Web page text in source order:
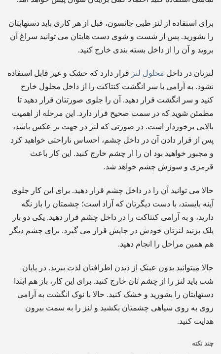
برای استفاده از لنز طبی جانسون، قبل از هر کاری باید دستهایتان
را بشورید. پس از شست و شوی دست هایتان می توانید سراغ آن
بروید و آن را از داخل بسته بندی خارج کنید.
لنزتان در داخل محلول لنز قرار دارد که خشک و غیر قابل استفاده
نشود. به آرامی با سر انگشت کنتاکت را از داخل محلول خارج
کنید و سر انگشت قرار دهید. آن را جلوی صورتتان قرار دهید تا
مطمئن شوید که در سمت صحیح قرار دارد. این مرحله از اهمیت
بالایی برخوردار است. در صورتی که لنز در جهت بر عکس باشد،
پس از قرار دادن آن در داخل چشم، احساس ناراحتی خواهید کرد
و مجبور خواهید بود ان را ار چشم خارج کنید. این کار باعث
قرمزی و سوزش چشم خواهد شد.
حالا می توانید آن را در داخل چشم قرار دهید. برای این کار جلوی
آینه بایستد، با دست دیگرتان که آزاد است؛ چشمتان را باز نگه
دارید، و به آرامی کنتاکت را در داخل چشم قرار دهید. یکی دو بار
پلک بزنید لنزتان خودش در جایش قرار می گیرد. برای چشم دیگر
هم همین مراحل را انجام دهید.
حالا میتوانید بدون عینک از دیدن اطرافتان لذت ببرید. در پایان
شب باید لنز را از چشم تان خارج کنید. برای این کار، باز هم ابتدا
دستهایتان را بشورید و خشک کنید. حالا با نوک انگشت به آرامی
روی به روی سیاهی چشمتان بکشید و لنز را به سمت بیرون
هدایت کنید.
چند نکته